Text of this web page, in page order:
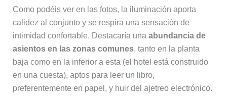
Como podéis ver en las fotos, la iluminación aporta
calidez al conjunto y se respira una sensación de
intimidad confortable. Destacaría una abundancia de
asientos en las zonas comunes, tanto en la planta
baja como en la inferior a esta (el hotel está construido
en una cuesta), aptos para leer un libro,
preferentemente en papel, y huir del ajetreo electrónico.